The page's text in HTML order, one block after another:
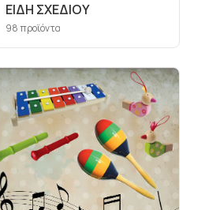
ΕΙΔΗ ΣΧΕΔΙΟΥ
98προϊόντα